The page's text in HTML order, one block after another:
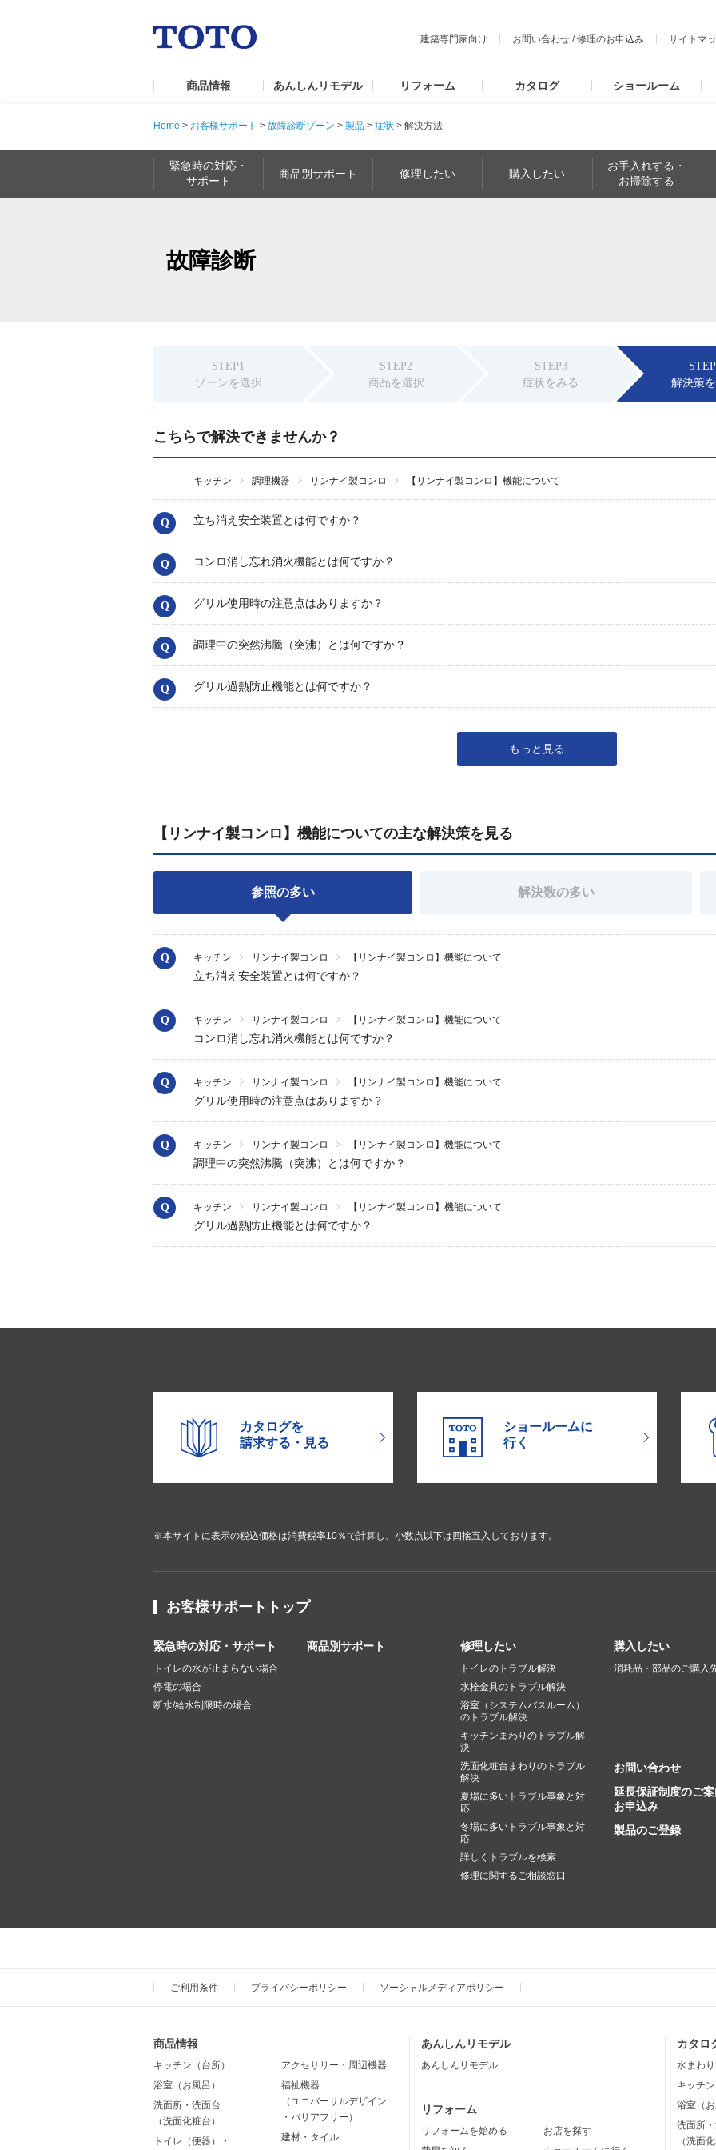
建築専門家向け お問い合わせ /修理のお申込み サイトマ
商品情報 あんしんリモデル リフォーム カタログ ショールーム
Home > お客様サポート > 故障診断ゾーン > 製品 > 症状 > 解決方法
緊急時の対応・
サポート
商品別サポート 修理したい 購入したい
お手入れする・
お掃除する
故障診断
STEP1
ゾーンを選択
STEP2
商品を選択
STEP3
症状をみる
解決策
こちらで解決できませんか？
キッチン 調理機器 リンナイ製コンロ 【リンナイ製コンロ】機能について
立ち消え安全装置とは何ですか？
コンロ消し忘れ消火機能とは何ですか？
グリル使用時の注意点はありますか？
調理中の突然沸騰（突沸）とは何ですか？
グリル過熱防止機能とは何ですか？
もっと見る
【リンナイ製コンロ】機能についての主な解決策を見る
参照の多い 解決数の多い
キッチン リンナイ製コンロ 【リンナイ製コンロ】機能について
立ち消え安全装置とは何ですか？
キッチン リンナイ製コンロ 【リンナイ製コンロ】機能について
コンロ消し忘れ消火機能とは何ですか？
キッチン リンナイ製コンロ 【リンナイ製コンロ】機能について
グリル使用時の注意点はありますか？
キッチン リンナイ製コンロ 【リンナイ製コンロ】機能について
調理中の突然沸騰（突沸）とは何ですか？
キッチン リンナイ製コンロ 【リンナイ製コンロ】機能について
グリル過熱防止機能とは何ですか？
カタログを
請求する・見る
ショールームに
行く
※本サイトに表示の税込価格は消費税率10％で計算し、小数点以下は四捨五入しております。
お客様サポートトップ
緊急時の対応・サポート
トイレの水が止まらない場合
停電の場合
断水/給水制限時の場合
商品別サポート 修理したい
トイレのトラブル解決
水栓金具のトラブル解決
浴室（システムバスルーム）
のトラブル解決
キッチンまわりのトラブル解
決
洗面化粧台まわりのトラブル
解決
夏場に多いトラブル事象と対
応
冬場に多いトラブル事象と対
応
詳しくトラブルを検索
修理に関するご相談窓口
購入したい
消耗品・部品のご購入
お問い合わせ
延長保証制度のご
お申込み
製品のご登録
ご利用条件 プライバシーポリシー ソーシャルメディアポリシー
商品情報
キッチン（台所）
浴室（お風呂）
洗面所・洗面台
（洗面化粧台）
トイレ（便器）・
アクセサリー・周辺機器
福祉機器
（ユニバーサルデザイン
・バリアフリー）
建材・タイル
あんしんリモデル
あんしんリモデル
リフォーム
リフォームを始める
お店を探す
カタロ
水まわ
キッチ
浴室（
洗面所
（洗面